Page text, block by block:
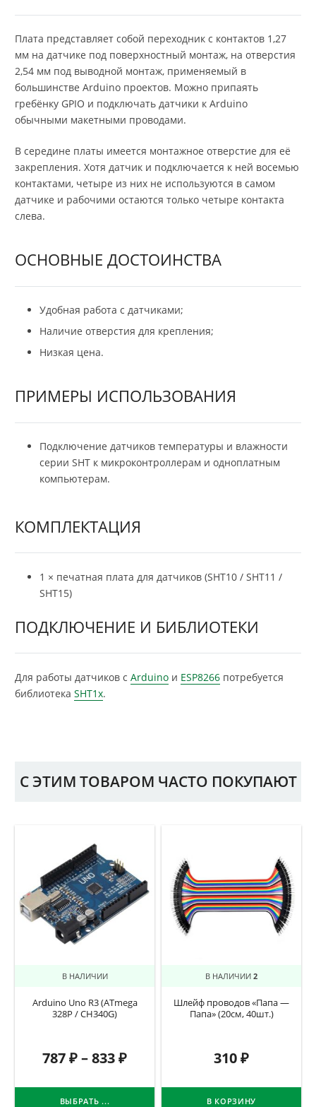
Плата представляет собой переходник с контактов 1,27
мм на датчике под поверхностный монтаж, на отверстия
2,54 мм под выводной монтаж, применяемый в
большинстве Arduino проектов. Можно припаять
гребёнку GPIO и подключать датчики к Arduino
обычными макетными проводами.
В середине платы имеется монтажное отверстие для её
закрепления. Хотя датчик и подключается к ней восемью
контактами, четыре из них не используются в самом
датчике и рабочими остаются только четыре контакта
слева.
ОСНОВНЫЕ ДОСТОИНСТВА
Удобная работа с датчиками;
Наличие отверстия для крепления;
Низкая цена.
ПРИМЕРЫ ИСПОЛЬЗОВАНИЯ
Подключение датчиков температуры и влажности
серии SHT к микроконтроллерам и одноплатным
компьютерам.
КОМПЛЕКТАЦИЯ
1 × печатная плата для датчиков (SHT10 / SHT11 /
SHT15)
ПОДКЛЮЧЕНИЕ И БИБЛИОТЕКИ
Для работы датчиков с Arduino и ESP8266 потребуется
библиотека SHT1x.
С ЭТИМ ТОВАРОМ ЧАСТО ПОКУПАЮТ
В НАЛИЧИИ
Arduino Uno R3 (ATmega
328P / CH340G)
787₽–833₽
ВЫБРАТЬ ...
В НАЛИЧИИ 2
Шлейф проводов «Папа —
Папа» (20см, 40шт.)
310₽
В КОРЗИНУ